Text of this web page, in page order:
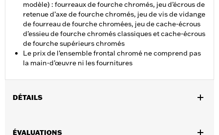
modèle) : fourreaux de fourche chromés, jeu d’écrous de
retenue d’axe de fourche chromés, jeu de vis de vidange
de fourreau de fourche chromées, jeu de cache-écrous
d’essieu de fourche chromés classiques et cache-écrous
de fourche supérieurs chromés
Le prix de l’ensemble frontal chromé ne comprend pas
la main-d’œuvre ni les fournitures
DÉTAILS
FLTRXSE 2023 et après, FLHX et FLTRX 2024 et après,
ÉVALUATIONS